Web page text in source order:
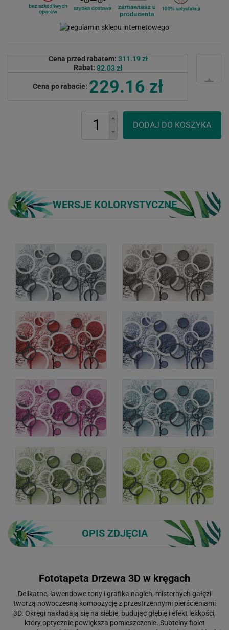
Cena przed rabatem: 311.19 zł
Rabat: 82.03 zł
Cena po rabacie: 229.16 zł
WERSJE KOLORYSTYCZNE
OPIS ZDJĘCIA
Fototapeta Drzewa 3D w kręgach
Delikatne, lawendowe tony i grafika nagich, misternych gałęzi
tworzą nowoczesną kompozycję z przestrzennymi pierścieniami
3D. Okręgi nakładają się na siebie, budując głębię i efekt lekkości,
który optycznie powiększa pomieszczenie. Subtelny fiolet